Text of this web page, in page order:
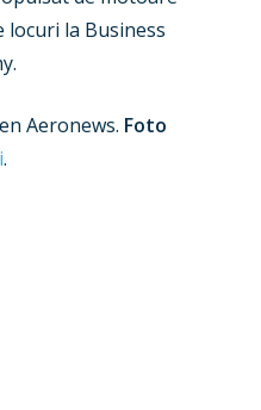
locuri la Business
Aeronews. Foto
.
Accidents / Incidents
Airshows
Military